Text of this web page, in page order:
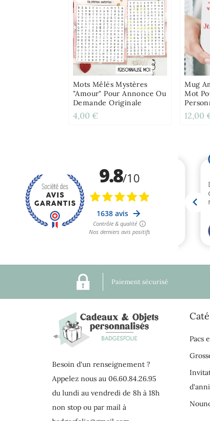
Mots Mêlés Mystères
"amour" Pour Annonce Ou
Demande Originale
4,00 €
Mug
Mot
12,00
Paiement sécurisé
Besoin d'un renseignement ?
Appelez nous au 06.60.84.26.95
du lundi au vendredi de 8h à 18h
non stop ou par mail à
Pacs